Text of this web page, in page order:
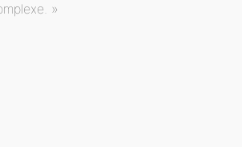
»